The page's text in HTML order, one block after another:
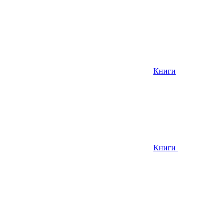
Книги
Книги